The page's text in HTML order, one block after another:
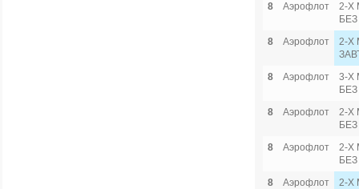
8
Аэрофлот
2-Х
8
Аэрофлот
2-Х
8
Аэрофлот
3-Х
8
Аэрофлот
2-Х
8
Аэрофлот
2-Х
8
Аэрофлот
2-Х